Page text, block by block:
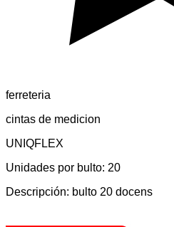
ferreteria
cintas de medicion
UNIQFLEX
Unidades por bulto: 20
Descripción: bulto 20 docens